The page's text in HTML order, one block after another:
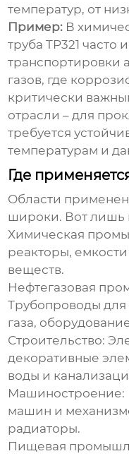
температур, от
Пример: В
труба TP321 часто
транспортировки
газов, где
критически
отрасли – для
требуется
температурам и
Где
Области
широки. Вот лишь
Химическая
реакторы,
веществ.
Нефтегазовая
Трубопроводы
газа,
Строительство:
декоративные
воды и
Машиностроение:
машин и
радиаторы.
Пищевая